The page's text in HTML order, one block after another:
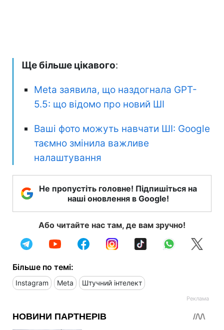
Ще більше цікавого:
Meta заявила, що наздогнала GPT-
5.5: що відомо про новий ШІ
Ваші фото можуть навчати ШІ: Google
таємно змінила важливе
налаштування
Не пропустіть головне! Підпишіться на
наші оновлення в Google!
Або читайте нас там, де вам зручно!
Більше по темі:
Instagram Meta Штучний інтелект